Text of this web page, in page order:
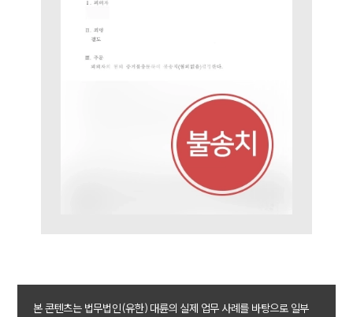
본 콘텐츠는 법무법인(유한) 대륜의 실제 업무 사례를 바탕으로 일부